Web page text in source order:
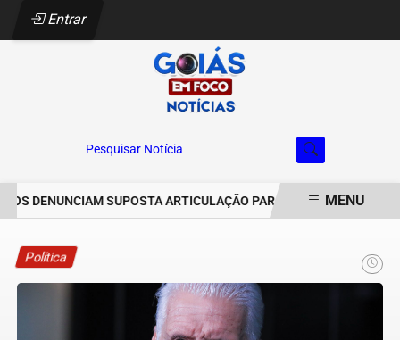
Entrar
Pesquisar Notícia
DENUNCIAM SUPOSTA ARTICULAÇÃO PARA INVASÕES DE
MENU
Política